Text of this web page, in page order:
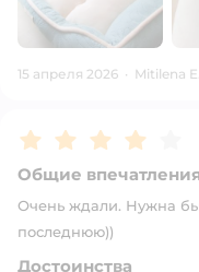
15 апреля 2026 · Mitilena E.
Рейтинг:4
Общие впечатления
Очень ждали. Нужна
последнюю))
Достоинства